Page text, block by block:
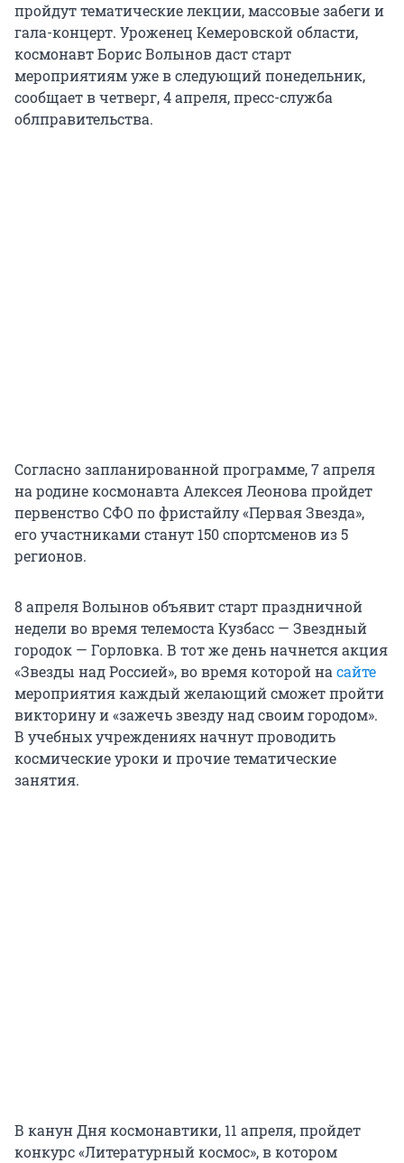
пройдут тематические лекции, массовые забеги и
гала-концерт. Уроженец Кемеровской области,
космонавт Борис Волынов даст старт
мероприятиям уже в следующий понедельник,
сообщает в четверг, 4 апреля, пресс-служба
облправительства.
Согласно запланированной программе, 7 апреля
на родине космонавта Алексея Леонова пройдет
первенство СФО по фристайлу «Первая Звезда»,
его участниками станут 150 спортсменов из 5
регионов.
8 апреля Волынов объявит старт праздничной
недели во время телемоста Кузбасс — Звездный
городок — Горловка. В тот же день начнется акция
«Звезды над Россией», во время которой насайте
мероприятия каждый желающий сможет пройти
викторину и «зажечь звезду над своим городом».
В учебных учреждениях начнут проводить
космические уроки и прочие тематические
занятия.
В канун Дня космонавтики, 11 апреля, пройдет
конкурс «Литературный космос», в котором